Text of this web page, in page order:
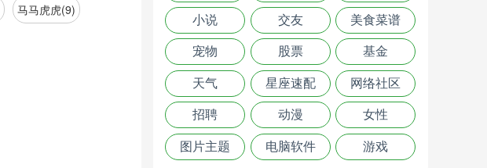
马马虎虎(9)
小说 交友 美食菜谱
宠物 股票 基金
天气 星座速配 网络社区
招聘 动漫 女性
图片主题 电脑软件 游戏